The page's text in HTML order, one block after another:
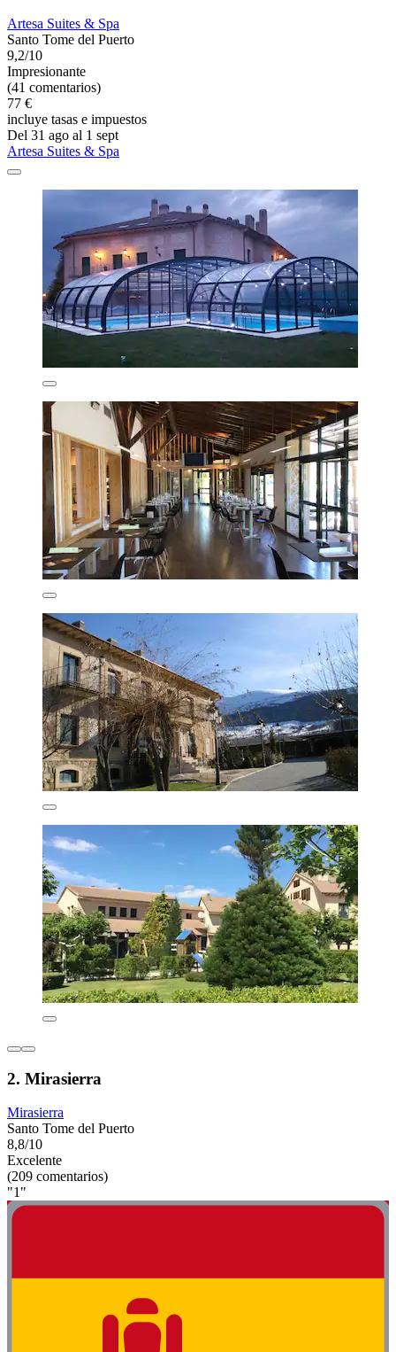
Artesa Suites & Spa
Santo Tome del Puerto
9,2/10
Impresionante
(41 comentarios)
77 €
incluye tasas e impuestos
Del 31 ago al 1 sept
Artesa Suites & Spa
2. Mirasierra
Mirasierra
Santo Tome del Puerto
8,8/10
Excelente
(209 comentarios)
"1"